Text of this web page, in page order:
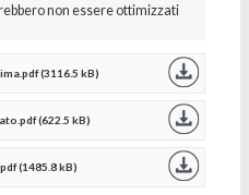
non essere ottimizzati
(3116.5 kB)
(622.5 kB)
(1485.8 kB)